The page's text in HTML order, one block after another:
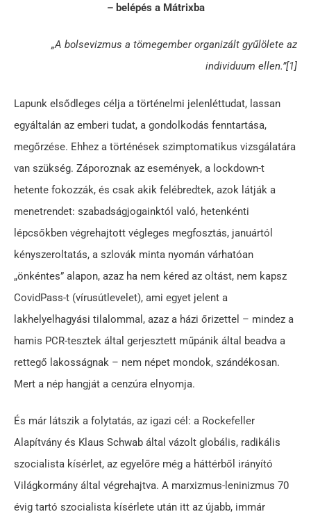
– belépés a Mátrixba
„A bolsevizmus a tömegember organizált gyűlölete az
individuum ellen.”[1]
Lapunk elsődleges célja a történelmi jelenléttudat, lassan
egyáltalán az emberi tudat, a gondolkodás fenntartása,
megőrzése. Ehhez a történések szimptomatikus vizsgálatára
van szükség. Záporoznak az események, a lockdown-t
hetente fokozzák, és csak akik felébredtek, azok látják a
menetrendet: szabadságjogainktól való, hetenkénti
lépcsőkben végrehajtott végleges megfosztás, januártól
kényszeroltatás, a szlovák minta nyomán várhatóan
„önkéntes” alapon, azaz ha nem kéred az oltást, nem kapsz
CovidPass-t (vírusútlevelet), ami egyet jelent a
lakhelyelhagyási tilalommal, azaz a házi őrizettel – mindez a
hamis PCR-tesztek által gerjesztett műpánik által beadva a
rettegő lakosságnak – nem népet mondok, szándékosan.
Mert a nép hangját a cenzúra elnyomja.
És már látszik a folytatás, az igazi cél: a Rockefeller
Alapítvány és Klaus Schwab által vázolt globális, radikális
szocialista kísérlet, az egyelőre még a háttérből irányító
Világkormány által végrehajtva. A marxizmus-leninizmus 70
évig tartó szocialista kísérlete után itt az újabb, immár